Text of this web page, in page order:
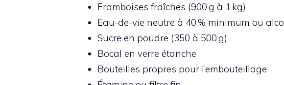
Framboises fraîches (900 g à 1 kg)
Eau-de-vie neutre à 40 % minimum ou
Sucre en poudre (350 à 500 g)
Bocal en verre étanche
Bouteilles propres pour l’embouteillage